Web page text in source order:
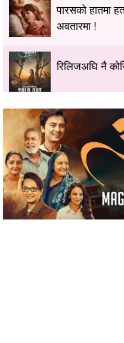
पारसको हातमा
अवतारमा !
रिलिजअघि नै